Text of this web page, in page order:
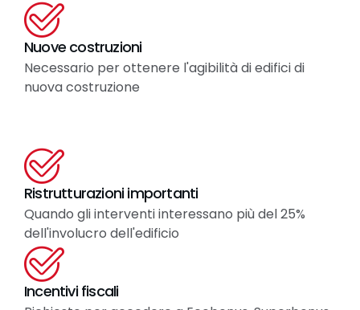
Nuove costruzioni
Necessario per ottenere l'agibilità di edifici di
nuova costruzione
Ristrutturazioni importanti
Quando gli interventi interessano più del 25%
dell'involucro dell'edificio
Incentivi fiscali